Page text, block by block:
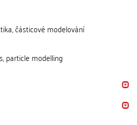
částicové modelování
particle modelling